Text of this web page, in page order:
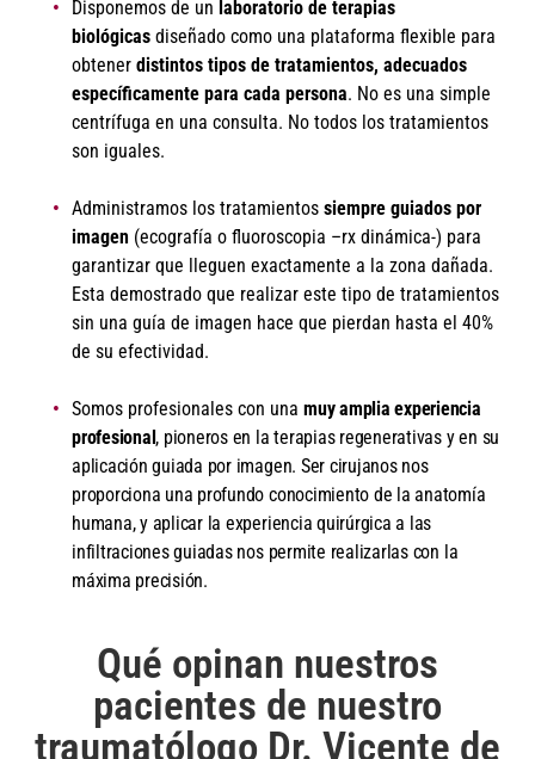
Disponemos de un laboratorio de terapias
biológicas diseñado como una plataforma flexible para
obtener distintos tipos de tratamientos, adecuados
específicamente para cada persona. No es una simple
centrífuga en una consulta. No todos los tratamientos
son iguales.
Administramos los tratamientos siempre guiados por
imagen (ecografía o fluoroscopia –rx dinámica-) para
garantizar que lleguen exactamente a la zona dañada.
Esta demostrado que realizar este tipo de tratamientos
sin una guía de imagen hace que pierdan hasta el 40%
de su efectividad.
Somos profesionales con una muy amplia experiencia
profesional, pioneros en la terapias regenerativas y en su
aplicación guiada por imagen. Ser cirujanos nos
proporciona una profundo conocimiento de la anatomía
humana, y aplicar la experiencia quirúrgica a las
infiltraciones guiadas nos permite realizarlas con la
máxima precisión.
Qué opinan nuestros
pacientes de nuestro
traumatólogo Dr. Vicente de